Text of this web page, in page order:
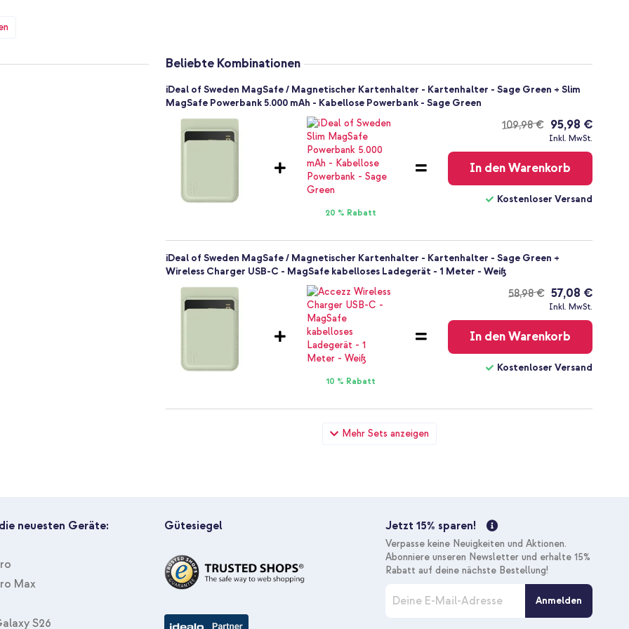
Beliebte Kombinationen
Mehr Sets anzeigen
iDeal of Sweden MagSafe / Magnetischer Kartenhalter - Kartenhalter - Sage Green + Slim
MagSafe Powerbank 5.000 mAh - Kabellose Powerbank - Sage Green
20 % Rabatt
109,98 €
Kostenloser
95,98 €
Inkl. MwSt.
In den Warenkorb
Kostenloser Versand
iDeal of Sweden MagSafe / Magnetischer Kartenhalter - Kartenhalter - Sage Green +
Wireless Charger USB-C - MagSafe kabelloses Ladegerät - 1 Meter - Weiß
10 % Rabatt
58,98 €
Kostenloser
57,08 €
Inkl. MwSt.
In den Warenkorb
Kostenloser Versand
iDeal of Sweden MagSafe / Magnetischer Kartenhalter - Kartenhalter - Sage Green + Slim
MagSafe Powerbank 5.000 mAh - Kabellose Powerbank - Lavender Milk
iDeal of Sweden MagSafe / Magnetischer Kartenhalter - Kartenhalter - Sage Green +
MagSafe-Aufkleber mit Installationshilfe - Schwarz
neuesten Geräte:
Max
S26
Gütesiegel Jetzt 15% sparen!
Verpasse keine Neuigkeiten und Aktionen.
Abonniere unseren Newsletter und erhalte 15%
Rabatt auf deine nächste Bestellung!
Anmelden